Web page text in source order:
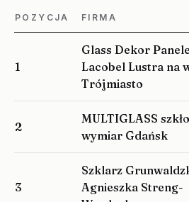
POZYCJA FIRMA
1
Glass Dekor
Lacobel Lustra na
Trójmiasto
2
MULTIGLASS
wymiar Gdańsk
3
Szklarz
Agnieszka Streng-